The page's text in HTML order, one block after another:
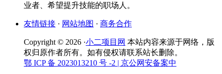
业者、希望提升技能的职场人。
友情链接 · 网站地图 · 商务合作
Copyright © 2026 ·小二项目网 本站内容来源于网络，版
权归原作者所有。如有侵权请联系站长删除。
鄂 ICP 备 2023013210 号 -2 | 京公网安备案中